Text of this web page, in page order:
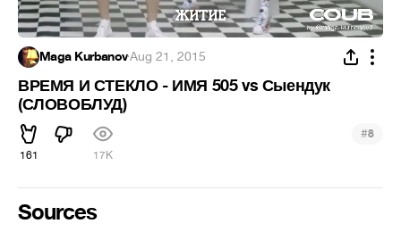
Maga Kurbanov·Aug 21, 2015
ВРЕМЯ И СТЕКЛО - ИМЯ 505 vs Сыендук
(СЛОВОБЛУД)
161 17K
#8
Sources